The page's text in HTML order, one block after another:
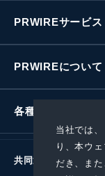
当社では、
り、本ウ
だき、ま
PRWIREサービス
PRWIREについて
各種お問い合わせ
共同通信社グループ